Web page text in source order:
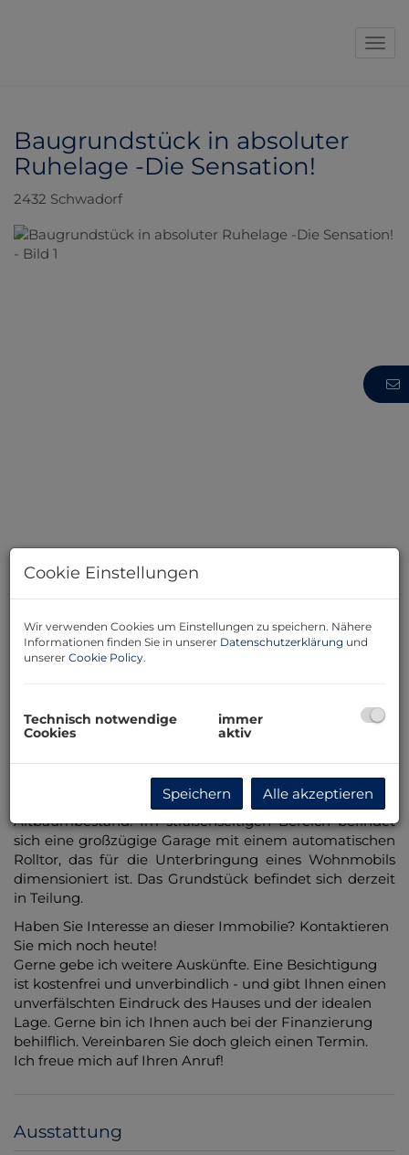
Baugrundstück in absoluter
Ruhelage -Die Sensation!
2432 Schwadorf
Baugrundstück in absoluter Ruhelage -Die Sensation!
Ein besonderes Angebot ist dieses Baugrundstück in
einer absolut ruhigen Orts-Randlage mit viel Grün
rundum. Das Grundstück hat eine komplett ebene
Oberfläche und einen Schatten spendenden
Altbaumbestand. Im straßenseitigen Bereich befindet
sich eine großzügige Garage mit einem automatischen
Rolltor, das für die Unterbringung eines Wohnmobils
dimensioniert ist. Das Grundstück befindet sich derzeit
in Teilung.
Haben Sie Interesse an dieser Immobilie? Kontaktieren
Sie mich noch heute!
Gerne gebe ich weitere Auskünfte. Eine Besichtigung
ist kostenfrei und unverbindlich - und gibt Ihnen einen
unverfälschten Eindruck des Hauses und der idealen
Lage. Gerne bin ich Ihnen auch bei der Finanzierung
behilflich. Vereinbaren Sie doch gleich einen Termin.
Ich freue mich auf Ihren Anruf!
Ausstattung
Cookie Einstellungen
Wir verwenden Cookies um Einstellungen zu speichern. Nähere
Informationen finden Sie in unserer Datenschutzerklärung und
unserer Cookie Policy.
Technisch notwendige
Cookies
immer
aktiv
Speichern Alle akzeptieren